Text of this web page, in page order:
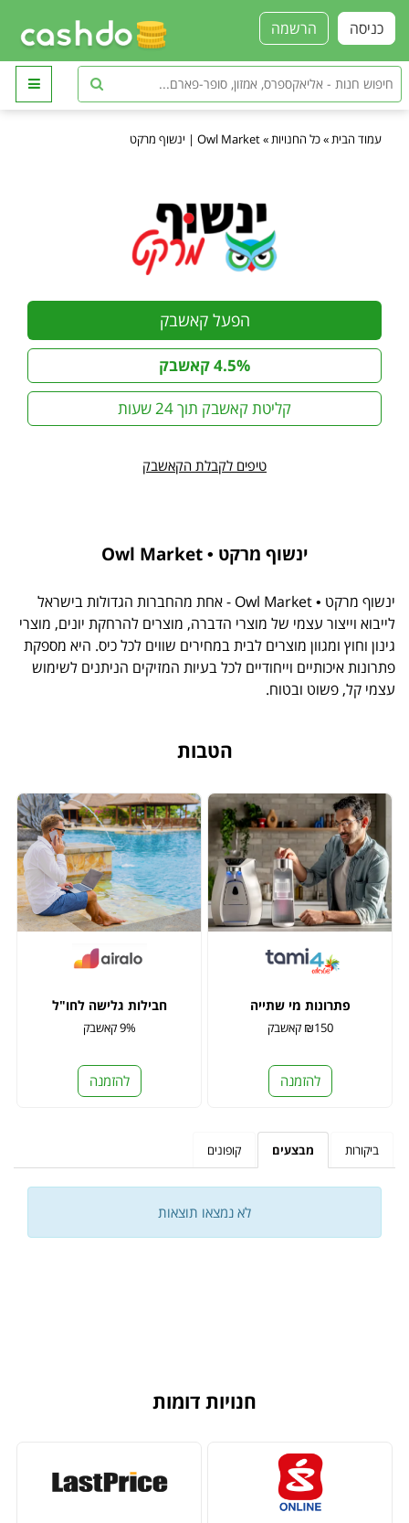
הרשמה כניסה
עמוד הבית »כל החנויות »Owl Market | ינשוף מרקט
הפעל קאשבק
4.5% קאשבק
קליטת קאשבק תוך 24 שעות
טיפים לקבלת הקאשבק
ינשוף מרקט • Owl Market
ינשוף מרקט • Owl Market - אחת מהחברות הגדולות בישראל
לייבוא וייצור עצמי של מוצרי הדברה, מוצרים להרחקת יונים, מוצרי
גינון וחוץ ומגוון מוצרים לבית במחירים שווים לכל כיס. היא מספקת
פתרונות איכותיים וייחודיים לכל בעיות המזיקים הניתנים לשימוש
עצמי קל, פשוט ובטוח.
הטבות
פתרונות מי שתייה
₪150 קאשבק
להזמנה
חבילות גלישה לחו"ל
9% קאשבק
להזמנה
ביקורות מבצעים קופונים
לא נמצאו תוצאות
חנויות דומות